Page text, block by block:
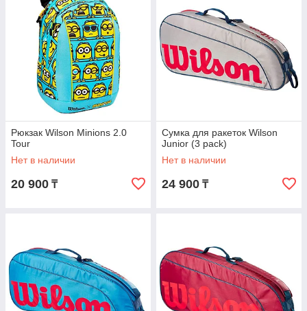
Рюкзак Wilson Minions 2.0
Tour
Нет в наличии
20 900 ₸
Сумка для ракеток Wilson
Junior (3 pack)
Нет в наличии
24 900 ₸